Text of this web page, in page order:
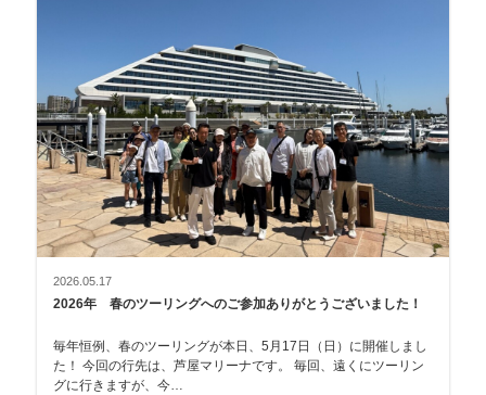
2026.05.17
2026年 春のツーリングへのご参加ありがとうございました！
毎年恒例、春のツーリングが本日、5月17日（日）に開催しまし
た！ 今回の行先は、芦屋マリーナです。 毎回、遠くにツーリン
グに行きますが、今…